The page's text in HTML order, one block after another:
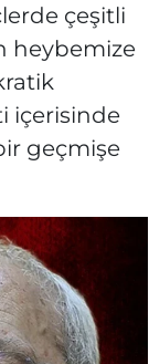
çeşitli
heybemize
içerisinde
geçmişe